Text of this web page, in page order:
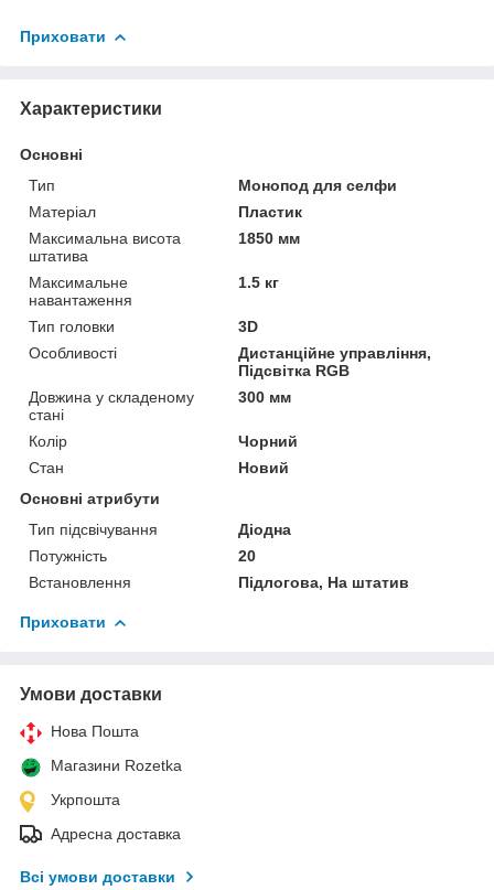
Приховати
Характеристики
Основні
Тип
Монопод для селфи
Матеріал
Пластик
Максимальна висота
штатива
1850 мм
Максимальне
навантаження
1.5 кг
Тип головки
3D
Особливості
Дистанційне управління,
Підсвітка RGB
Довжина у складеному
стані
300 мм
Колір
Чорний
Стан
Новий
Основні атрибути
Тип підсвічування
Діодна
Потужність
20
Встановлення
Підлогова, На штатив
Приховати
Умови доставки
Нова Пошта
Магазини Rozetka
Укрпошта
Адресна доставка
Всі умови доставки